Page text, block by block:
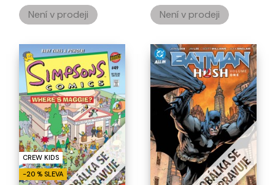
Není v prodeji Není v prodeji
CREW KIDS
-20 % SLEVA